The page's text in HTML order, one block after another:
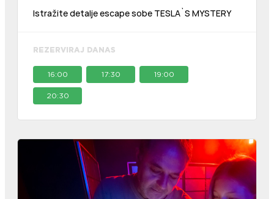
Istražite detalje escape sobe TESLA`S MYSTERY
REZERVIRAJ DANAS
16:00 17:30 19:00
20:30